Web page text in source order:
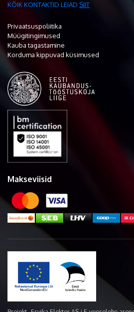
KÕIK KONTAKTID LEIAD SIIT
Privaatsuspoliitika
Müügitingimused
Kauba tagastamine
Korduma kippuvad küsimused
Makseviisid